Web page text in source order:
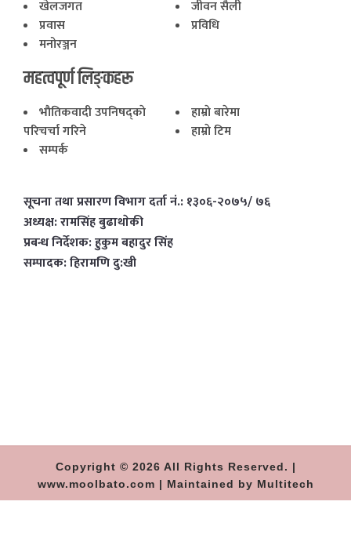
खेलजगत
जीवन सैली
प्रवास
प्रविधि
मनोरञ्जन
महत्वपूर्ण लिङ्कहरू
भाैतिकवादी उपनिषद्काे
परिचर्चा गरिने
हाम्राे बारेमा
हाम्राे टिम
सम्पर्क
सूचना तथा प्रसारण विभाग दर्ता नं.: १३०६-२०७५/ ७६
अध्यक्ष: रामसिंह बुढाथाेकी
प्रबन्ध निर्देशक: हुकुम बहादुर सिंह
सम्पादक: हिरामणि दु:खी
Copyright © 2026 All Rights Reserved. |
www.moolbato.com | Maintained by Multitech